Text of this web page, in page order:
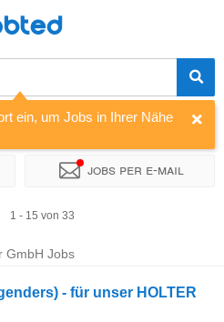
ein, um Jobs in Ihrer Nähe
Jobs per e-mail
1 - 15 von 33
GmbH Jobs
- für unser HOLTER